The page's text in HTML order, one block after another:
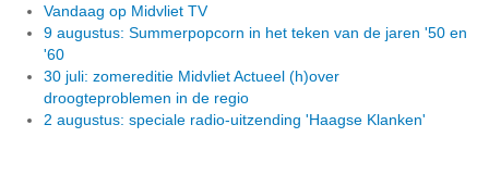
Vandaag op Midvliet TV
9 augustus: Summerpopcorn in het teken van de jaren '50 en
'60
30 juli: zomereditie Midvliet Actueel (h)over
droogteproblemen in de regio
2 augustus: speciale radio-uitzending 'Haagse Klanken'